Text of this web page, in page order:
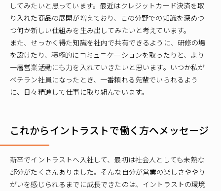
してみたいと思っています。最近はクレジットカード決済を取
り入れた商品の展開が増えており、この分野での知識を深めつ
つ何か新しい仕組みを生み出してみたいと考えています。
また、せっかく得た知識を社内で共有できるように、研修の場
を設けたり、積極的にコミュニケーションを取ったりと、より
一層営業活動にも力を入れていきたいと思います。いつか私が
ベテラン社員になったとき、一番頼れる先輩でいられるよう
に、日々精進して仕事に取り組んでいます。
これからイントラストで働く方へメッセージ
新卒でイントラストへ入社して、最初は社会人としても未熟な
部分がたくさんありました。そんな自分が営業の楽しさややり
がいを感じられるまでに成長できたのは、イントラストの環境